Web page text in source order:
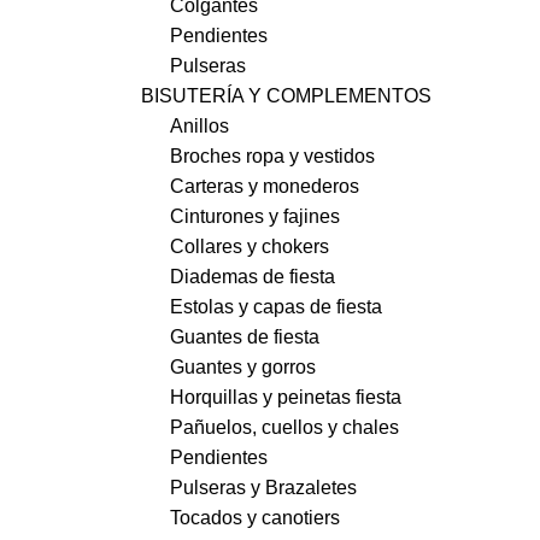
Colgantes
Pendientes
Pulseras
BISUTERÍA Y COMPLEMENTOS
Anillos
Broches ropa y vestidos
Carteras y monederos
Cinturones y fajines
Collares y chokers
Diademas de fiesta
Estolas y capas de fiesta
Guantes de fiesta
Guantes y gorros
Horquillas y peinetas fiesta
Pañuelos, cuellos y chales
Pendientes
Pulseras y Brazaletes
Tocados y canotiers